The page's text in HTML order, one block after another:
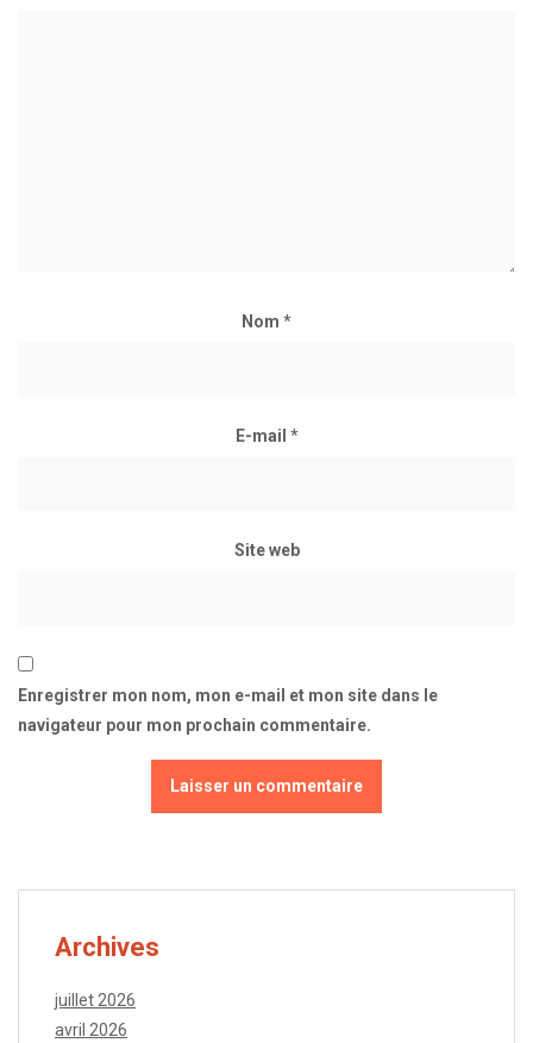
Nom *
E-mail *
Site web
Enregistrer mon nom, mon e-mail et mon site dans le
navigateur pour mon prochain commentaire.
Archives
juillet 2026
avril 2026